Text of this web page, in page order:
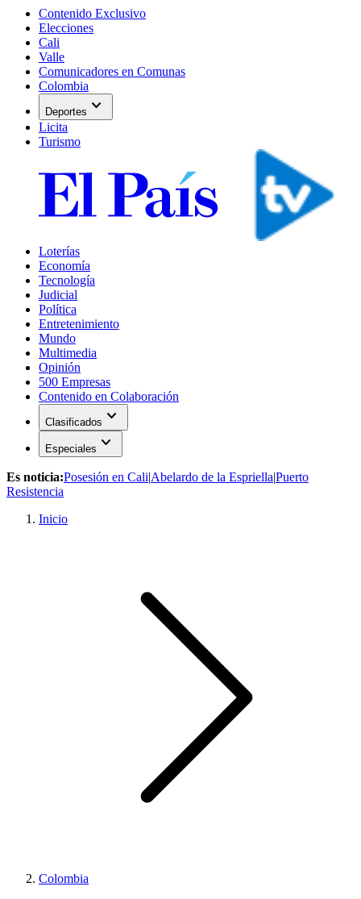
Contenido Exclusivo
Elecciones
Cali
Valle
Comunicadores en Comunas
Colombia
Deportes expand_more
Licita
Turismo
Loterías
Economía
Tecnología
Judicial
Política
Entretenimiento
Mundo
Multimedia
Opinión
500 Empresas
Contenido en Colaboración
Clasificados expand_more
Especiales expand_more
Es noticia:Posesión en Cali|Abelardo de la Espriella|Puerto
Resistencia
Inicio
Colombia